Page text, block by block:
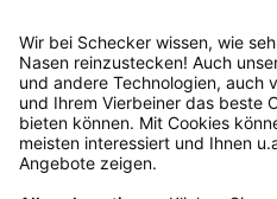
Rücksendeetikett auf das
dir in deinem
Gast bestellt, schreibe
verkauf@schecker.de
Servicezeiten an, dann